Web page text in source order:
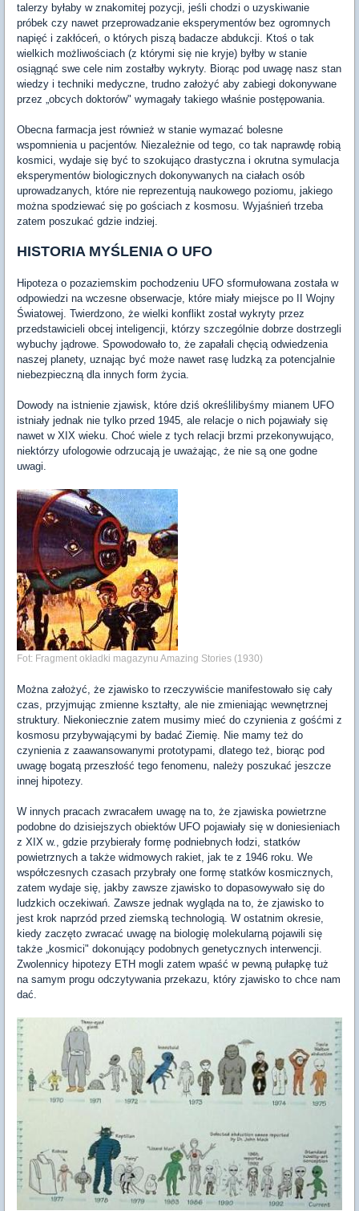
talerzy byłaby w znakomitej pozycji, jeśli chodzi o uzyskiwanie
próbek czy nawet przeprowadzanie eksperymentów bez ogromnych
napięć i zakłóceń, o których piszą badacze abdukcji. Ktoś o tak
wielkich możliwościach (z którymi się nie kryje) byłby w stanie
osiągnąć swe cele nim zostałby wykryty. Biorąc pod uwagę nasz stan
wiedzy i techniki medyczne, trudno założyć aby zabiegi dokonywane
przez „obcych doktorów" wymagały takiego właśnie postępowania.
Obecna farmacja jest również w stanie wymazać bolesne
wspomnienia u pacjentów. Niezależnie od tego, co tak naprawdę robią
kosmici, wydaje się być to szokująco drastyczna i okrutna symulacja
eksperymentów biologicznych dokonywanych na ciałach osób
uprowadzanych, które nie reprezentują naukowego poziomu, jakiego
można spodziewać się po gościach z kosmosu. Wyjaśnień trzeba
zatem poszukać gdzie indziej.
HISTORIA MYŚLENIA O UFO
Hipoteza o pozaziemskim pochodzeniu UFO sformułowana została w
odpowiedzi na wczesne obserwacje, które miały miejsce po II Wojny
Światowej. Twierdzono, że wielki konflikt został wykryty przez
przedstawicieli obcej inteligencji, którzy szczególnie dobrze dostrzegli
wybuchy jądrowe. Spowodowało to, że zapałali chęcią odwiedzenia
naszej planety, uznając być może nawet rasę ludzką za potencjalnie
niebezpieczną dla innych form życia.
Dowody na istnienie zjawisk, które dziś określilibyśmy mianem UFO
istniały jednak nie tylko przed 1945, ale relacje o nich pojawiały się
nawet w XIX wieku. Choć wiele z tych relacji brzmi przekonywująco,
niektórzy ufologowie odrzucają je uważając, że nie są one godne
uwagi.
Fot: Fragment okładki magazynu Amazing Stories (1930)
Można założyć, że zjawisko to rzeczywiście manifestowało się cały
czas, przyjmując zmienne kształty, ale nie zmieniając wewnętrznej
struktury. Niekoniecznie zatem musimy mieć do czynienia z gośćmi z
kosmosu przybywającymi by badać Ziemię. Nie mamy też do
czynienia z zaawansowanymi prototypami, dlatego też, biorąc pod
uwagę bogatą przeszłość tego fenomenu, należy poszukać jeszcze
innej hipotezy.
W innych pracach zwracałem uwagę na to, że zjawiska powietrzne
podobne do dzisiejszych obiektów UFO pojawiały się w doniesieniach
z XIX w., gdzie przybierały formę podniebnych łodzi, statków
powietrznych a także widmowych rakiet, jak te z 1946 roku. We
współczesnych czasach przybrały one formę statków kosmicznych,
zatem wydaje się, jakby zawsze zjawisko to dopasowywało się do
ludzkich oczekiwań. Zawsze jednak wygląda na to, że zjawisko to
jest krok naprzód przed ziemską technologią. W ostatnim okresie,
kiedy zaczęto zwracać uwagę na biologię molekularną pojawili się
także „kosmici" dokonujący podobnych genetycznych interwencji.
Zwolennicy hipotezy ETH mogli zatem wpaść w pewną pułapkę tuż
na samym progu odczytywania przekazu, który zjawisko to chce nam
dać.